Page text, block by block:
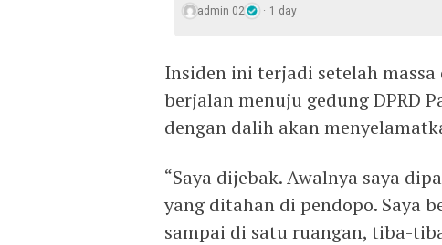
admin 02 1 day
Insiden ini terjadi setelah
berjalan menuju gedung DPRD
dengan dalih akan
“Saya dijebak. Awalnya saya
yang ditahan di pendopo. Saya
sampai di satu ruangan, tiba-